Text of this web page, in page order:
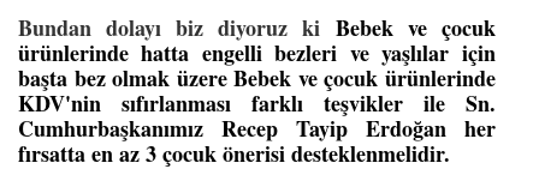
Bundan dolayı biz diyoruz ki Bebek ve çocuk
ürünlerinde hatta engelli bezleri ve yaşlılar için
başta bez olmak üzere Bebek ve çocuk ürünlerinde
KDV'nin sıfırlanması farklı teşvikler ile Sn.
Cumhurbaşkanımız Recep Tayip Erdoğan her
fırsatta en az 3 çocuk önerisi desteklenmelidir.